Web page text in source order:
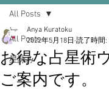
All Posts
星詠み
All Posts
お得な占星術
ご案内です。
Anya Kuratoku
2022年5月18日 読了時間: